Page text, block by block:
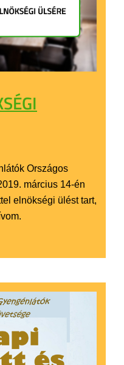
Országos
március 14-én
elnökségi ülést tart,